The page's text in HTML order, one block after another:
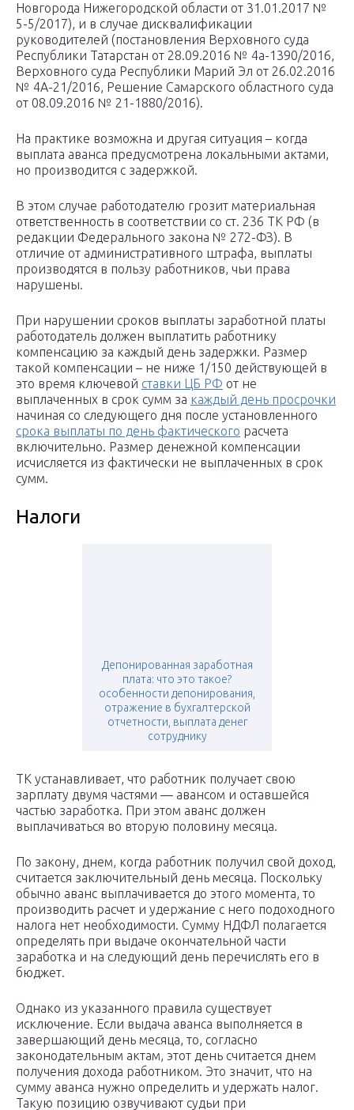
Новгорода Нижегородской области от 31.01.2017 №
5-5/2017), и в случае дисквалификации
руководителей (постановления Верховного суда
Республики Татарстан от 28.09.2016 № 4а-1390/2016,
Верховного суда Республики Марий Эл от 26.02.2016
№ 4А-21/2016, Решение Самарского областного суда
от 08.09.2016 № 21-1880/2016).
На практике возможна и другая ситуация – когда
выплата аванса предусмотрена локальными актами,
но производится с задержкой.
В этом случае работодателю грозит материальная
ответственность в соответствии со ст. 236 ТК РФ (в
редакции Федерального закона № 272-ФЗ). В
отличие от административного штрафа, выплаты
производятся в пользу работников, чьи права
нарушены.
При нарушении сроков выплаты заработной платы
работодатель должен выплатить работнику
компенсацию за каждый день задержки. Размер
такой компенсации – не ниже 1/150 действующей в
это время ключевой ставки ЦБ РФ от не
выплаченных в срок сумм за каждый день просрочки
начиная со следующего дня после установленного
срока выплаты по день фактического расчета
включительно. Размер денежной компенсации
исчисляется из фактически не выплаченных в срок
сумм.
Налоги
Депонированная заработная
плата: что это такое?
особенности депонирования,
отражение в бухгалтерской
отчетности, выплата денег
сотруднику
ТК устанавливает, что работник получает свою
зарплату двумя частями — авансом и оставшейся
частью заработка. При этом аванс должен
выплачиваться во вторую половину месяца.
По закону, днем, когда работник получил свой доход,
считается заключительный день месяца. Поскольку
обычно аванс выплачивается до этого момента, то
производить расчет и удержание с него подоходного
налога нет необходимости. Сумму НДФЛ полагается
определять при выдаче окончательной части
заработка и на следующий день перечислять его в
бюджет.
Однако из указанного правила существует
исключение. Если выдача аванса выполняется в
завершающий день месяца, то, согласно
законодательным актам, этот день считается днем
получения дохода работником. Это значит, что на
сумму аванса нужно определить и удержать налог.
Такую позицию озвучивают судьи при